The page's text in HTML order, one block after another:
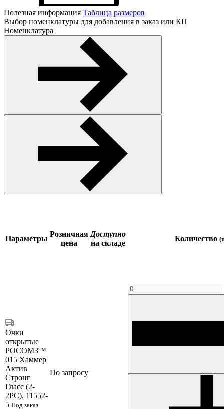
Полезная информация Таблица размеров
Выбор номенклатуры для добавления в заказ или КП
Номенклатура
Параметры
Розничная
цена
Доступно
на складе
Количество
Очки
открытые
РОСОМЗ™
015 Хаммер
Актив
Стронг
Гласс (2-
2PC), 11552-
5 Под заказ.
По запросу